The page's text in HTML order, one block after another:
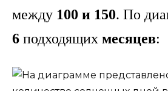
между 100 и 150. По
6 подходящих месяцев: